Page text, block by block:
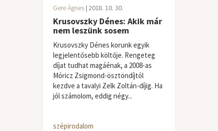
Gere Ágnes | 2018. 10. 30.
Krusovszky Dénes: Akik már
nem leszünk sosem
Krusovszky Dénes korunk egyik
legjelentősebb költője. Rengeteg
díjat tudhat magáénak, a 2008-as
Móricz Zsigmond-ösztöndíjtól
kezdve a tavalyi Zelk Zoltán-díjig. Ha
jól számolom, eddig négy...
szépirodalom